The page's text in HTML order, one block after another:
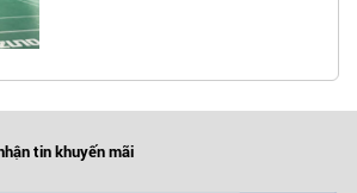
tin khuyến mãi